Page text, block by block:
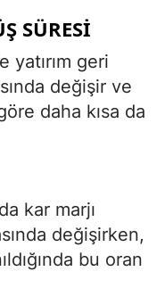
SÜRESI
geri
değişir ve
daha kısa da
kar marjı
değişirken,
bu oran